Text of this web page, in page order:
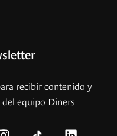
recibir contenido y
del equipo Diners